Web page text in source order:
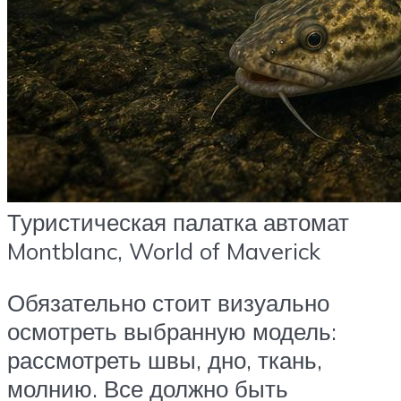
Туристическая палатка автомат
Montblanc, World of Maverick
Обязательно стоит визуально
осмотреть выбранную модель:
рассмотреть швы, дно, ткань,
молнию. Все должно быть